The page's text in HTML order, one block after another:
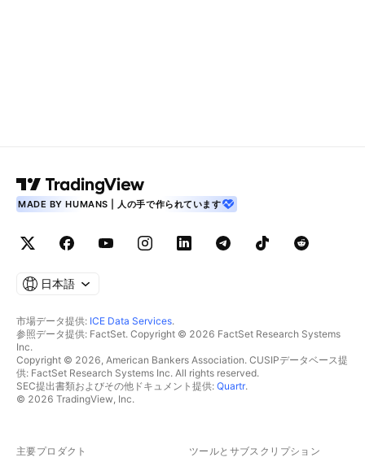
MADE BY HUMANS | 人の手で作られています
日本語
市場データ提供: ICE Data Services.
参照データ提供: FactSet. Copyright © 2026 FactSet Research Systems
Inc.
Copyright © 2026, American Bankers Association. CUSIPデータベース提
供: FactSet Research Systems Inc. All rights reserved.
SEC提出書類およびその他ドキュメント提供: Quartr.
© 2026 TradingView, Inc.
主要プロダクト ツールとサブスクリプション